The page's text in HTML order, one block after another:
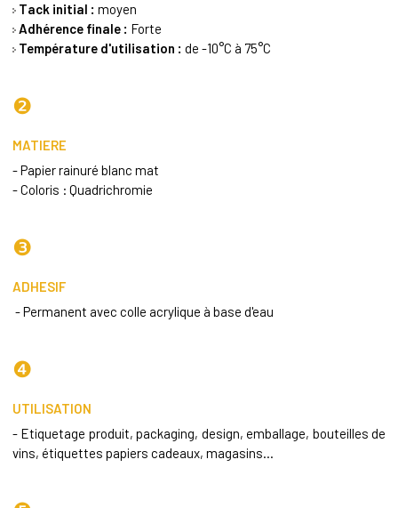
Tack initial : moyen
Adhérence finale : Forte
Température d'utilisation : de -10°C à 75°C
❷
MATIERE
- Papier rainuré blanc mat
- Coloris : Quadrichromie
❸
ADHESIF
- Permanent avec colle acrylique à base d'eau
❹
UTILISATION
- Etiquetage produit, packaging, design, emballage, bouteilles de
vins, étiquettes papiers cadeaux, magasins...